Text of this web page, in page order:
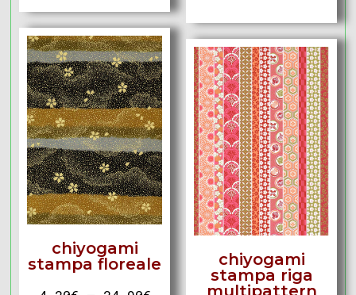
chiyogami
stampa floreale
chiyogami
stampa riga
multipattern